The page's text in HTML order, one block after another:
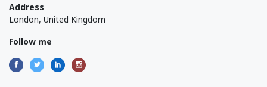
Address
London, United Kingdom
Follow me